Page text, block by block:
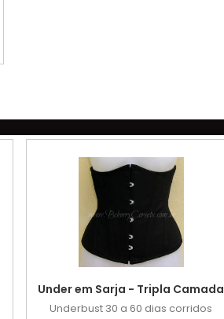
Under em Sarja - Tripla Camada
Underbust 30 a 60 dias corridos